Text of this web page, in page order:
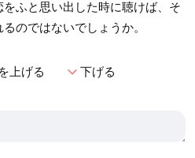
ふと思い出した時に聴けば、そ
のではないでしょうか。
上げる expand_more下げる